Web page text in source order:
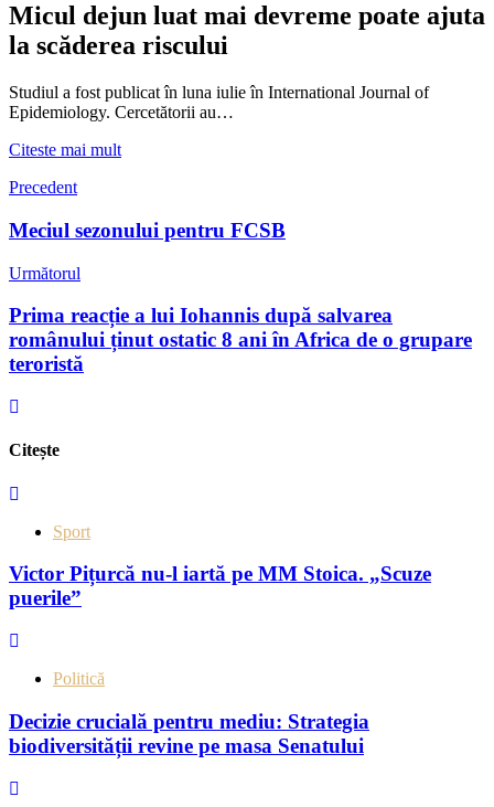
Micul dejun luat mai devreme poate ajuta
la scăderea riscului
Studiul a fost publicat în luna iulie în International Journal of
Epidemiology. Cercetătorii au…
Citeste mai mult
Precedent
Meciul sezonului pentru FCSB
Următorul
Prima reacție a lui Iohannis după salvarea
românului ținut ostatic 8 ani în Africa de o grupare
teroristă
Citește
Sport
Victor Pițurcă nu-l iartă pe MM Stoica. „Scuze
puerile”
Politică
Decizie crucială pentru mediu: Strategia
biodiversității revine pe masa Senatului